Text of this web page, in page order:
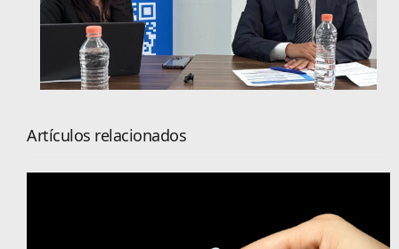
Artículos relacionados